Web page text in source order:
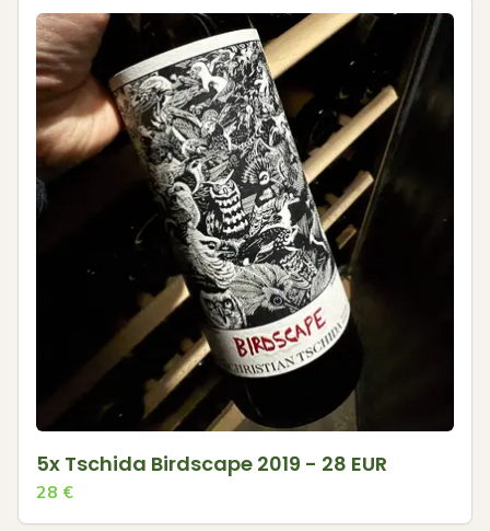
5x Tschida Birdscape 2019 - 28 EUR
28 €